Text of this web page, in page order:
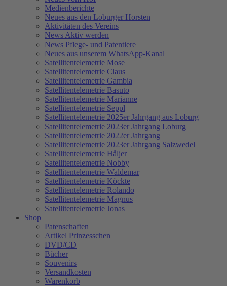
Medienberichte
Neues aus den Loburger Horsten
Aktivitäten des Vereins
News Aktiv werden
News Pflege- und Patentiere
Neues aus unserem WhatsApp-Kanal
Satellitentelemetrie Mose
Satellitentelemetrie Claus
Satellitentelemetrie Gambia
Satellitentelemetrie Basuto
Satellitentelemetrie Marianne
Satellitentelemetrie Seppl
Satellitentelemetrie 2025er Jahrgang aus Loburg
Satellitentelemetrie 2023er Jahrgang Loburg
Satellitentelemetrie 2022er Jahrgang
Satellitentelemetrie 2023er Jahrgang Salzwedel
Satellitentelemetrie Håljer
Satellitentelemetrie Nobby
Satellitentelemetrie Waldemar
Satellitentelemetrie Köckte
Satellitentelemetrie Rolando
Satellitentelemetrie Magnus
Satellitentelemetrie Jonas
Shop
Patenschaften
Artikel Prinzesschen
DVD/CD
Bücher
Souvenirs
Versandkosten
Warenkorb